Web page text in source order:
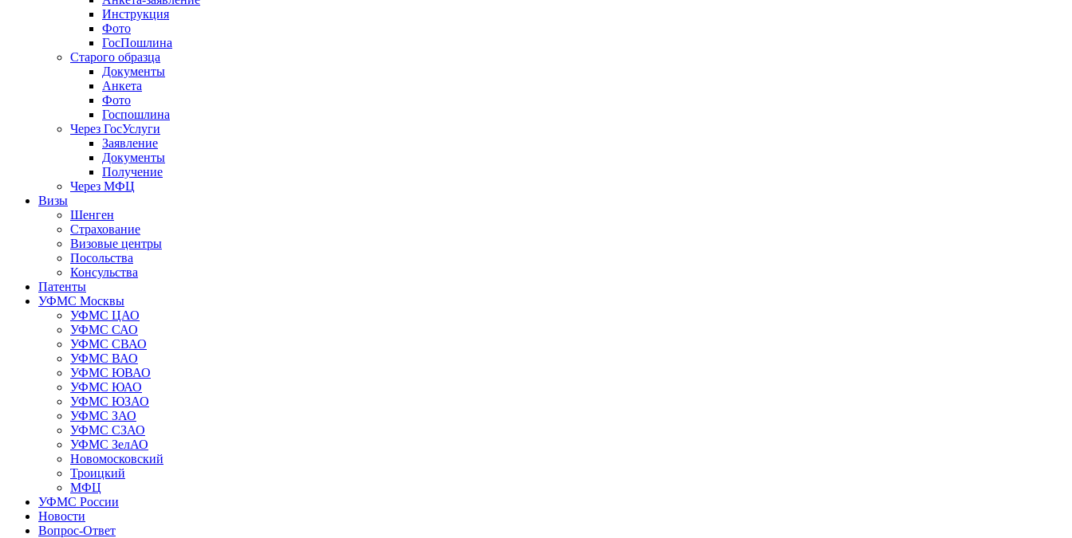
Инструкция
Фото
ГосПошлина
Старого образца
Документы
Анкета
Фото
Госпошлина
Через ГосУслуги
Заявление
Документы
Получение
Через МФЦ
Визы
Шенген
Страхование
Визовые центры
Посольства
Консульства
Патенты
УФМС Москвы
УФМС ЦАО
УФМС САО
УФМС СВАО
УФМС ВАО
УФМС ЮВАО
УФМС ЮАО
УФМС ЮЗАО
УФМС ЗАО
УФМС СЗАО
УФМС ЗелАО
Новомосковский
Троицкий
МФЦ
УФМС России
Новости
Вопрос-Ответ